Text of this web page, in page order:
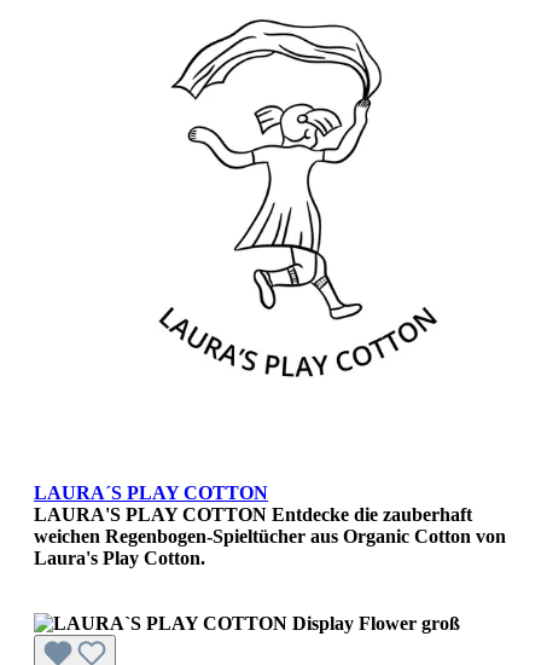
LAURA´S PLAY COTTON
LAURA'S PLAY COTTON Entdecke die zauberhaft
weichen Regenbogen-Spieltücher aus Organic Cotton von
Laura's Play Cotton.